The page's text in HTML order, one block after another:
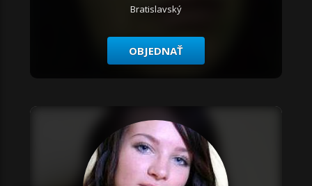
Bratislavský
OBJEDNAŤ